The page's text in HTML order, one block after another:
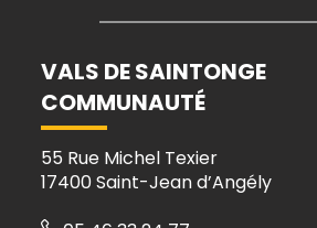
FacebookInstagram
VALS DE SAINTONGE
COMMUNAUTÉ
55 Rue Michel Texier
17400 Saint-Jean d’Angély